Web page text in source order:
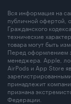
Вся информация на
публичной офертой,
Гражданского
технические
товара могут быть
Перед оформлением
менеджера. Apple,
AirPods и App Store
принадлежит
признана
Федерации.